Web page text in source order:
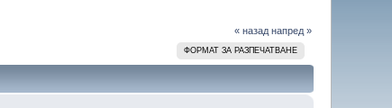
« назад напред »
ФОРМАТ ЗА РАЗПЕЧАТВАНЕ